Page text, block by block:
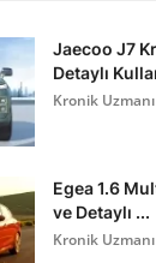
Jaecoo J7
Detaylı
Kronik Uzmanı
Egea 1.6
ve Detaylı ...
Kronik Uzmanı